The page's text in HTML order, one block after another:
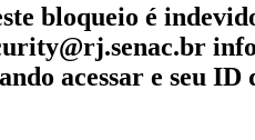
bloqueio é
acessar e seu ID